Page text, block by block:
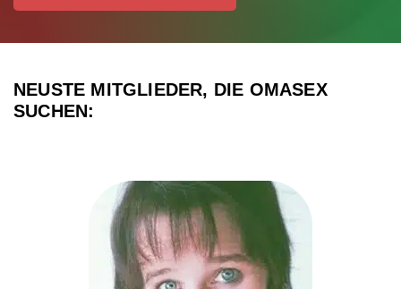
NEUSTE MITGLIEDER, DIE OMASEX
SUCHEN: